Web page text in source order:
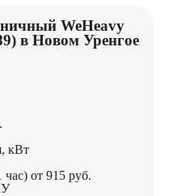
WeHeavy
в Новом Уренгое
кВт
час) от 915 руб.